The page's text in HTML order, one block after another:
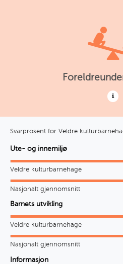
Svarprosent for Veldre
Ute- og innemiljø
Veldre kulturbarnehage
Nasjonalt gjennomsnitt
Barnets utvikling
Veldre kulturbarnehage
Nasjonalt gjennomsnitt
Informasjon